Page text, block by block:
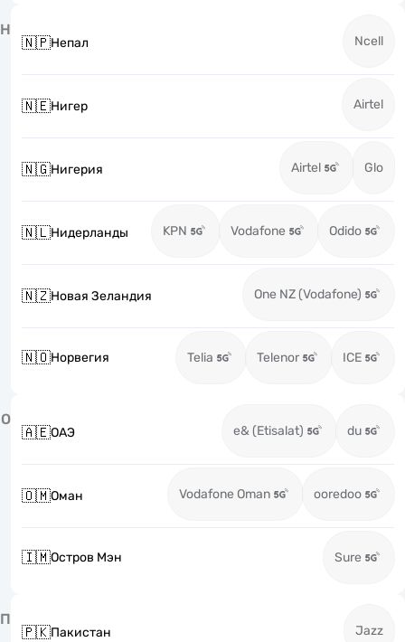
Н
🇳🇵Непал Ncell
🇳🇪Нигер Airtel
🇳🇬Нигерия Airtel Glo
🇳🇱Нидерланды KPN Vodafone Odido
🇳🇿Новая Зеландия One NZ (Vodafone)
🇳🇴Норвегия Telia Telenor ICE
О
🇦🇪ОАЭ e& (Etisalat) du
🇴🇲Оман Vodafone Oman ooredoo
🇮🇲Остров Мэн Sure
П
🇵🇰Пакистан Jazz